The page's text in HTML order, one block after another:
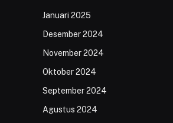
Januari 2025
Desember 2024
November 2024
Oktober 2024
September 2024
Agustus 2024